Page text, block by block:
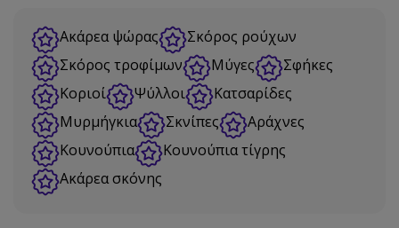
Ακάρεα ψώρας
Σκόρος ρούχων
Σκόρος τροφίμων
Μύγες
Σφήκες
Κοριοί
Ψύλλοι
Κατσαρίδες
Μυρμήγκια
Σκνίπες
Αράχνες
Κουνούπια
Κουνούπια τίγρης
Ακάρεα σκόνης